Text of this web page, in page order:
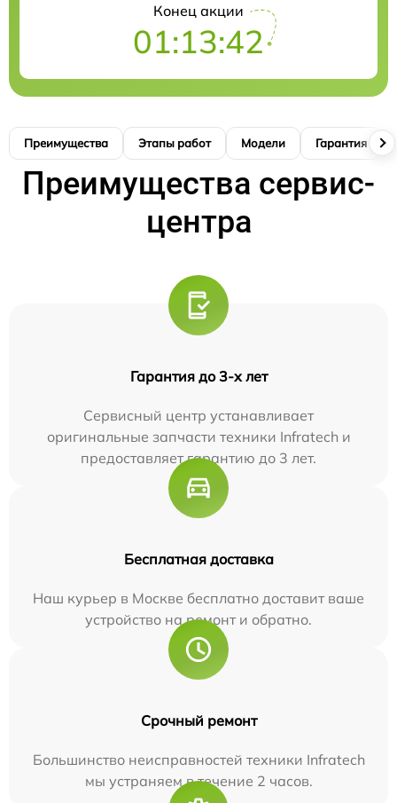
Конец акции
01:13:41
Преимущества Этапы работ Модели Гарантия
Преимущества сервис-
центра
Гарантия до 3-х лет
Сервисный центр устанавливает
оригинальные запчасти техники Infratech и
предоставляет гарантию до 3 лет.
Бесплатная доставка
Наш курьер в Москве бесплатно доставит ваше
устройство на ремонт и обратно.
Срочный ремонт
Большинство неисправностей техники Infratech
мы устраняем в течение 2 часов.